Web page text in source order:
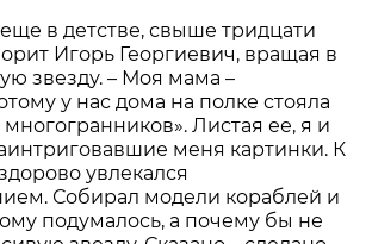
в детстве, свыше тридцати
Игорь Георгиевич, вращая в
звезду. – Моя мама –
у нас дома на полке стояла
Листая ее, я и
меня картинки. К
увлекался
Собирал модели кораблей и
подумалось, а почему бы не